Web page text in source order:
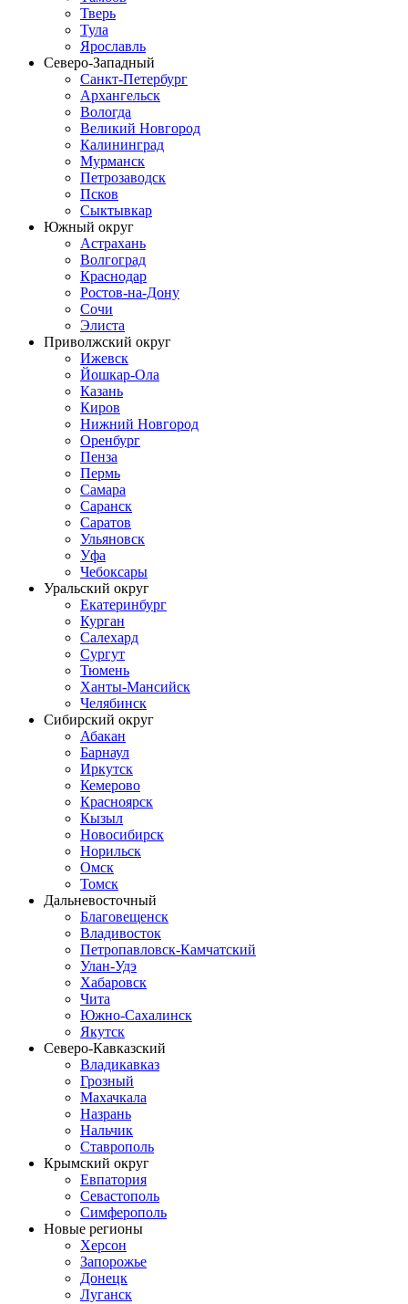
Тверь
Тула
Ярославль
Северо-Западный
Санкт-Петербург
Архангельск
Вологда
Великий Новгород
Калининград
Мурманск
Петрозаводск
Псков
Сыктывкар
Южный округ
Астрахань
Волгоград
Краснодар
Ростов-на-Дону
Сочи
Элиста
Приволжский округ
Ижевск
Йошкар-Ола
Казань
Киров
Нижний Новгород
Оренбург
Пенза
Пермь
Самара
Саранск
Саратов
Ульяновск
Уфа
Чебоксары
Уральский округ
Екатеринбург
Курган
Салехард
Сургут
Тюмень
Ханты-Мансийск
Челябинск
Сибирский округ
Абакан
Барнаул
Иркутск
Кемерово
Красноярск
Кызыл
Новосибирск
Норильск
Омск
Томск
Дальневосточный
Благовещенск
Владивосток
Петропавловск-Камчатский
Улан-Удэ
Хабаровск
Чита
Южно-Сахалинск
Якутск
Северо-Кавказский
Владикавказ
Грозный
Махачкала
Назрань
Нальчик
Ставрополь
Крымский округ
Евпатория
Севастополь
Симферополь
Новые регионы
Херсон
Запорожье
Донецк
Луганск